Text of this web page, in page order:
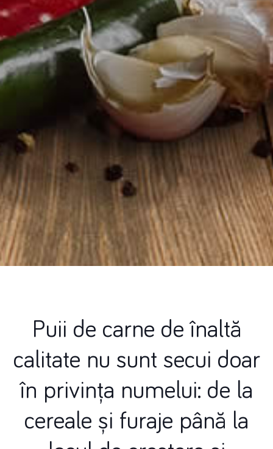
Puii de carne de înaltă
calitate nu sunt secui doar
în privința numelui: de la
cereale și furaje până la